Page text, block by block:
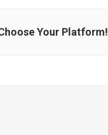
Your Platform!